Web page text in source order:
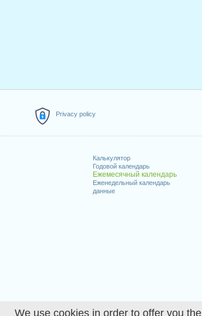
We use cookies in order to offer you
Privacy policy
Калькулятор
Годовой календарь
Ежемесячный календарь
Еженедельный календарь
данные